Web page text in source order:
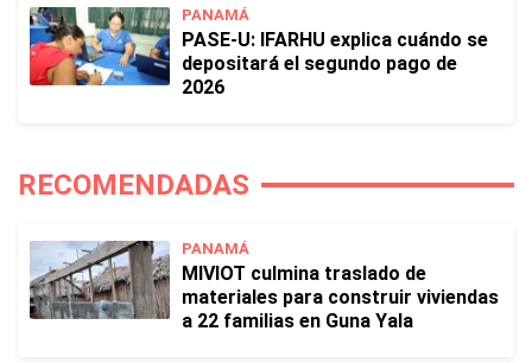
PANAMÁ
PASE-U: IFARHU explica cuándo se
depositará el segundo pago de
2026
RECOMENDADAS
PANAMÁ
MIVIOT culmina traslado de
materiales para construir viviendas
a 22 familias en Guna Yala